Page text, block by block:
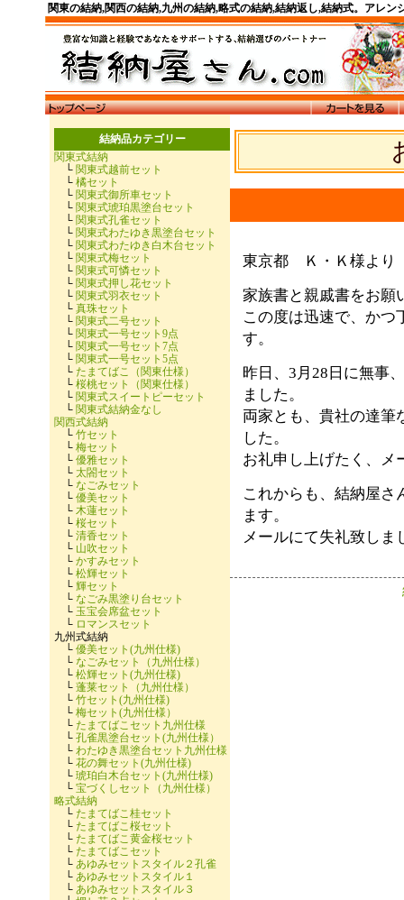
関東の結納,関西の結納,九州の結納,略式の結納,結納返し,結納式。アレ
東京都 Ｋ・Ｋ様よ
家族書と親戚書をお願
この度は迅速で、かつ
す。
昨日、3月28日に無事
ました。
両家とも、貴社の達筆
した。
お礼申し上げたく、メ
これからも、結納屋さ
ます。
メールにて失礼致しま
結納品カテゴリー
関東式結納
└ 関東式越前セット
└ 橘セット
└ 関東式御所車セット
└ 関東式琥珀黒塗台セット
└ 関東式孔雀セット
└ 関東式わたゆき黒塗台セット
└ 関東式わたゆき白木台セット
└ 関東式梅セット
└ 関東式可憐セット
└ 関東式押し花セット
└ 関東式羽衣セット
└ 真珠セット
└ 関東式二号セット
└ 関東式一号セット9点
└ 関東式一号セット7点
└ 関東式一号セット5点
└ たまてばこ（関東仕様）
└ 桜桃セット（関東仕様）
└ 関東式スイートピーセット
└ 関東式結納金なし
関西式結納
└ 竹セット
└ 梅セット
└ 優雅セット
└ 太閤セット
└ なごみセット
└ 優美セット
└ 木蓮セット
└ 桜セット
└ 清香セット
└ 山吹セット
└ かすみセット
└ 松輝セット
└ 輝セット
└ なごみ黒塗り台セット
└ 玉宝会席盆セット
└ ロマンスセット
九州式結納
└ 優美セット(九州仕様)
└ なごみセット（九州仕様）
└ 松輝セット(九州仕様)
└ 蓬莱セット（九州仕様）
└ 竹セット(九州仕様)
└ 梅セット(九州仕様）
└ たまてばこセット九州仕様
└ 孔雀黒塗台セット(九州仕様）
└ わたゆき黒塗台セット九州仕様
└ 花の舞セット(九州仕様)
└ 琥珀白木台セット(九州仕様)
└ 宝づくしセット（九州仕様）
略式結納
└ たまてばこ桂セット
└ たまてばこ桜セット
└ たまてばこ黄金桜セット
└ たまてばこセット
└ あゆみセットスタイル２孔雀
└ あゆみセットスタイル１
└ あゆみセットスタイル３